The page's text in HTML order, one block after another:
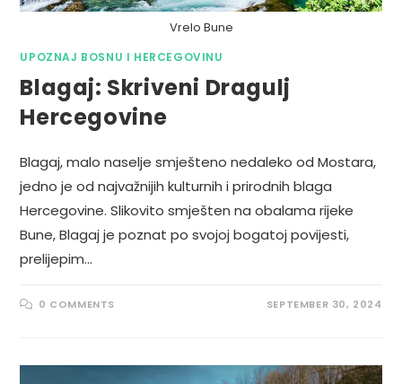
Vrelo Bune
UPOZNAJ BOSNU I HERCEGOVINU
Blagaj: Skriveni Dragulj
Hercegovine
Blagaj, malo naselje smješteno nedaleko od Mostara,
jedno je od najvažnijih kulturnih i prirodnih blaga
Hercegovine. Slikovito smješten na obalama rijeke
Bune, Blagaj je poznat po svojoj bogatoj povijesti,
prelijepim…
0 COMMENTS SEPTEMBER 30, 2024